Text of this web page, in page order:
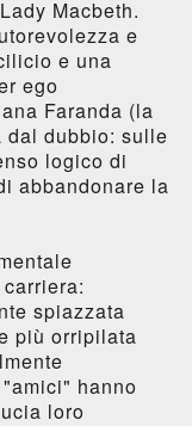
Macbeth.
e
e una
ego
Faranda (la
dal dubbio: sulle
logico di
abbandonare la
spiazzata
più orripilata
hanno
loro